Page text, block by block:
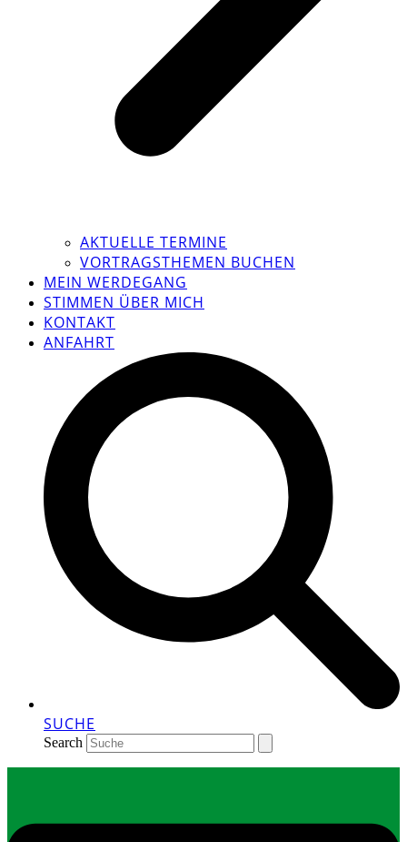
AKTUELLE TERMINE
VORTRAGSTHEMEN BUCHEN
MEIN WERDEGANG
STIMMEN ÜBER MICH
KONTAKT
ANFAHRT
SUCHE
Search